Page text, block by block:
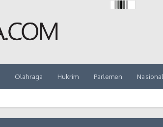
Olahraga Hukrim Parlemen Nasional